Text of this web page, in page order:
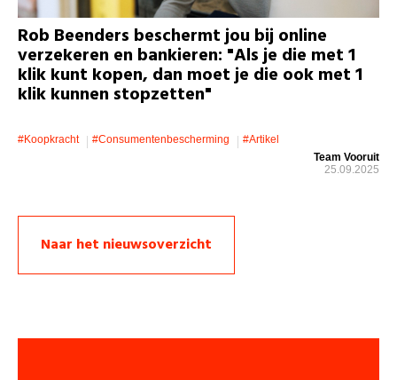
Rob Beenders beschermt jou bij online
verzekeren en bankieren: "Als je die met 1
klik kunt kopen, dan moet je die ook met 1
klik kunnen stopzetten"
#koopkracht #consumentenbescherming
#artikel
Team Vooruit
25.09.2025
Naar het nieuwsoverzicht